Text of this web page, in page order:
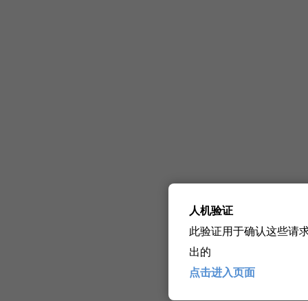
人机验证
此验证用于确认这些请
出的
点击进入页面